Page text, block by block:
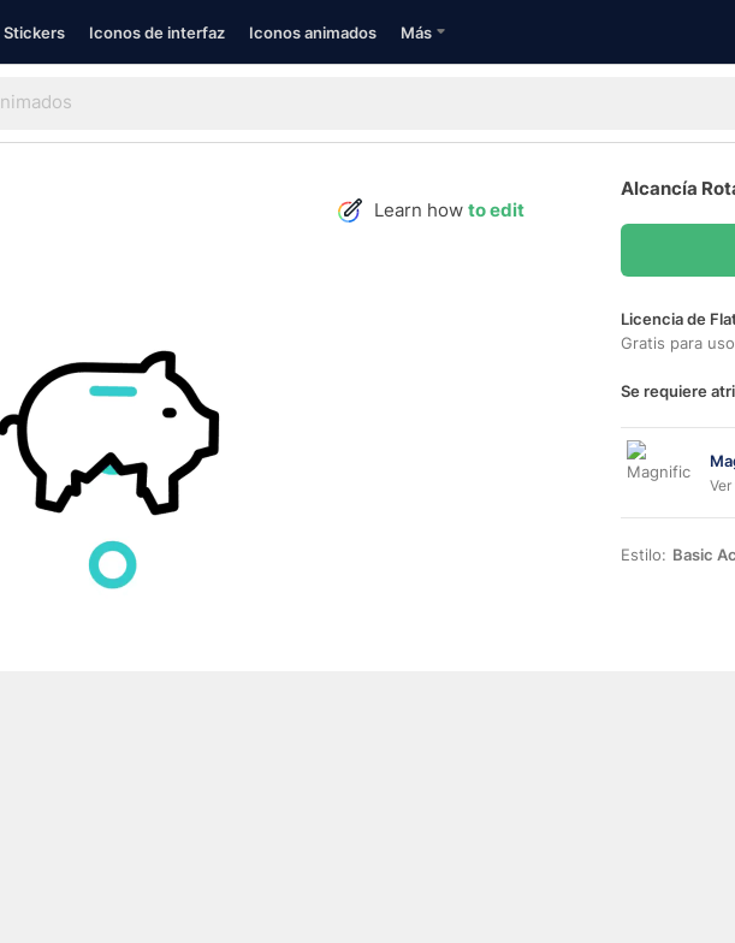
Stickers Iconos de interfaz Iconos animados Más
Learn how to edit
Alcancía
Licencia de
Gratis para
Se requiere
Estilo: Basic